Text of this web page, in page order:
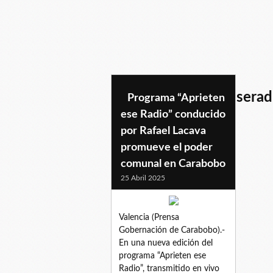
Programa “Aprieten
ese Radio” conducido
por Rafael Lacava
promueve el poder
comunal en Carabobo
25 Abril 2025
Valencia (Prensa
Gobernación de Carabobo).-
En una nueva edición del
programa “Aprieten ese
Radio”, transmitido en vivo